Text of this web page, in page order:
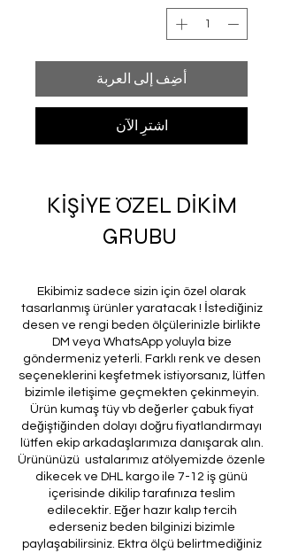
أضِف إلى العربة
اشترِ الآن
KİŞİYE ÖZEL DİKİM
GRUBU
Ekibimiz sadece sizin için özel olarak
tasarlanmış ürünler yaratacak ! İstediğiniz
desen ve rengi beden ölçülerinizle birlikte
DM veya WhatsApp yoluyla bize
göndermeniz yeterli. Farklı renk ve desen
seçeneklerini keşfetmek istiyorsanız, lütfen
bizimle iletişime geçmekten çekinmeyin.
Ürün kumaş tüy vb değerler çabuk fiyat
değiştiğinden dolayı doğru fiyatlandırmayı
lütfen ekip arkadaşlarımıza danışarak alın.
Ürününüzü ustalarımız atölyemizde özenle
dikecek ve DHL kargo ile 7-12 iş günü
içerisinde dikilip tarafınıza teslim
edilecektir. Eğer hazır kalıp tercih
ederseniz beden bilginizi bizimle
paylaşabilirsiniz. Ektra ölçü belirtmediğiniz